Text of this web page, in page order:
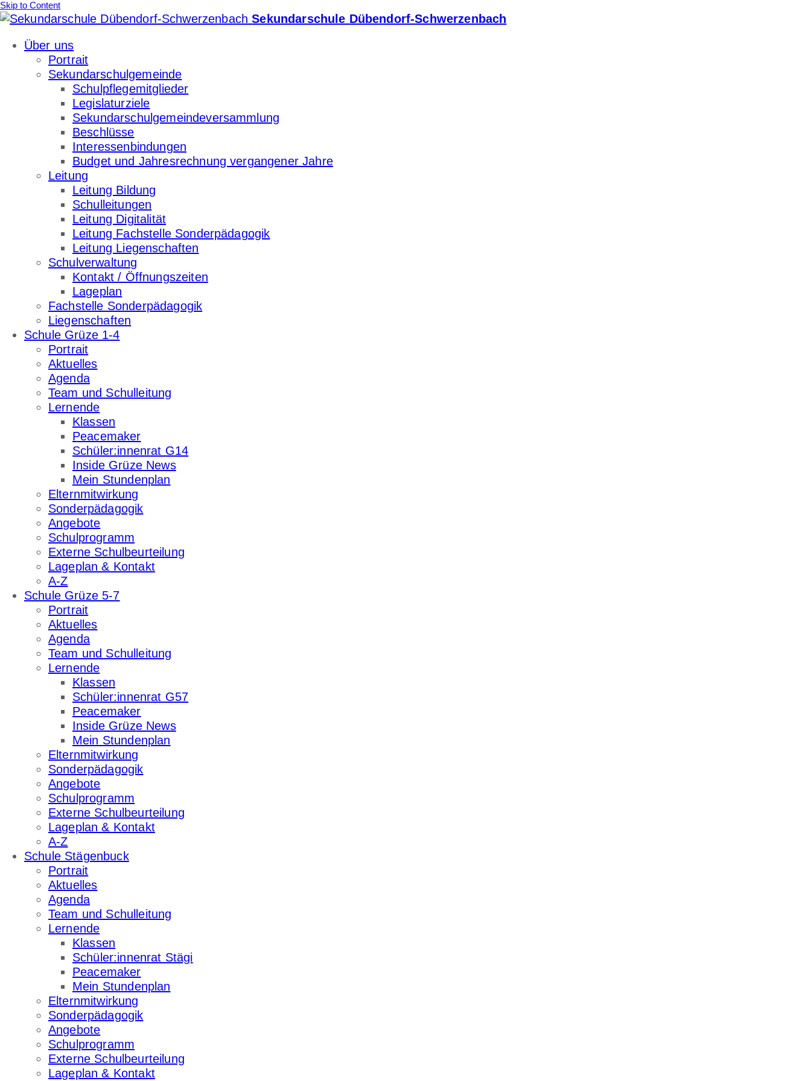
Skip to Content
Sekundarschule Dübendorf-Schwerzenbach
Über uns
Portrait
Sekundarschulgemeinde
Schulpflegemitglieder
Legislaturziele
Sekundarschulgemeindeversammlung
Beschlüsse
Interessenbindungen
Budget und Jahresrechnung vergangener Jahre
Leitung
Leitung Bildung
Schulleitungen
Leitung Digitalität
Leitung Fachstelle Sonderpädagogik
Leitung Liegenschaften
Schulverwaltung
Kontakt / Öffnungszeiten
Lageplan
Fachstelle Sonderpädagogik
Liegenschaften
Schule Grüze 1-4
Portrait
Aktuelles
Agenda
Team und Schulleitung
Lernende
Klassen
Peacemaker
Schüler:innenrat G14
Inside Grüze News
Mein Stundenplan
Elternmitwirkung
Sonderpädagogik
Angebote
Schulprogramm
Externe Schulbeurteilung
Lageplan & Kontakt
A-Z
Schule Grüze 5-7
Portrait
Aktuelles
Agenda
Team und Schulleitung
Lernende
Klassen
Schüler:innenrat G57
Peacemaker
Inside Grüze News
Mein Stundenplan
Elternmitwirkung
Sonderpädagogik
Angebote
Schulprogramm
Externe Schulbeurteilung
Lageplan & Kontakt
A-Z
Schule Stägenbuck
Portrait
Aktuelles
Agenda
Team und Schulleitung
Lernende
Klassen
Schüler:innenrat Stägi
Peacemaker
Mein Stundenplan
Elternmitwirkung
Sonderpädagogik
Angebote
Schulprogramm
Externe Schulbeurteilung
Lageplan & Kontakt